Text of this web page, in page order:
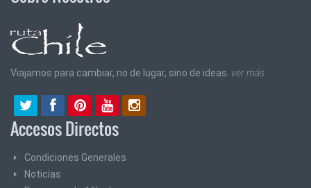
Viajamos para cambiar, no de lugar, sino de ideas. ver más
Accesos Directos
Condiciones Generales
Noticias